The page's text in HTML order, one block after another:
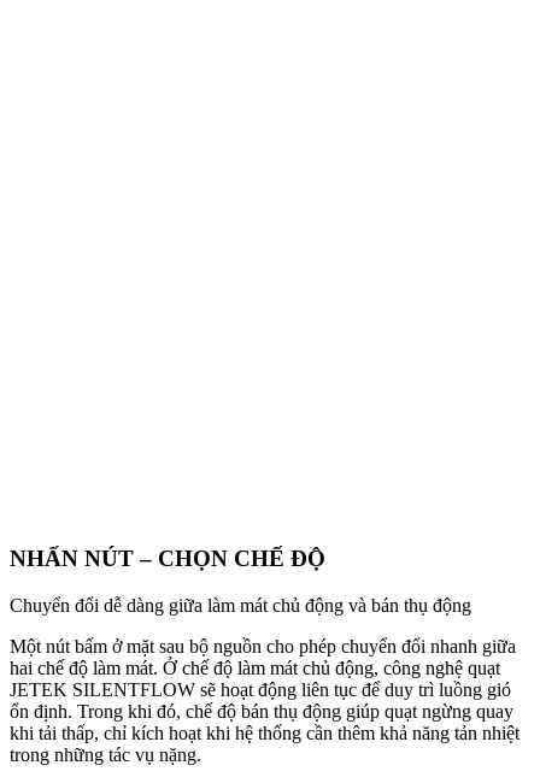
NHẤN NÚT – CHỌN CHẾ ĐỘ
Chuyển đổi dễ dàng giữa làm mát chủ động và bán thụ động
Một nút bấm ở mặt sau bộ nguồn cho phép chuyển đổi nhanh giữa
hai chế độ làm mát. Ở chế độ làm mát chủ động, công nghệ quạt
JETEK SILENTFLOW sẽ hoạt động liên tục để duy trì luồng gió
ổn định. Trong khi đó, chế độ bán thụ động giúp quạt ngừng quay
khi tải thấp, chỉ kích hoạt khi hệ thống cần thêm khả năng tản nhiệt
trong những tác vụ nặng.